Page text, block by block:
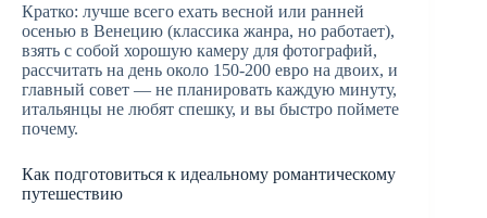
Кратко: лучше всего ехать весной или ранней
осенью в Венецию (классика жанра, но работает),
взять с собой хорошую камеру для фотографий,
рассчитать на день около 150-200 евро на двоих, и
главный совет — не планировать каждую минуту,
итальянцы не любят спешку, и вы быстро поймете
почему.
Как подготовиться к идеальному романтическому
путешествию